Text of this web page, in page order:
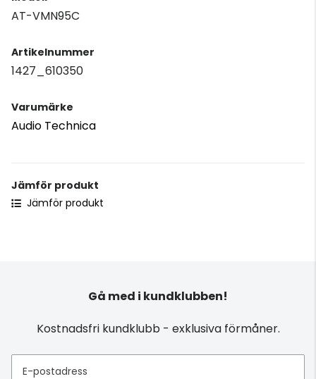
AT-VMN95C
Artikelnummer
1427_610350
Varumärke
Audio Technica
Jämför produkt
Jämför produkt
Gå med i kundklubben!
Kostnadsfri kundklubb - exklusiva förmåner.
E-postadress